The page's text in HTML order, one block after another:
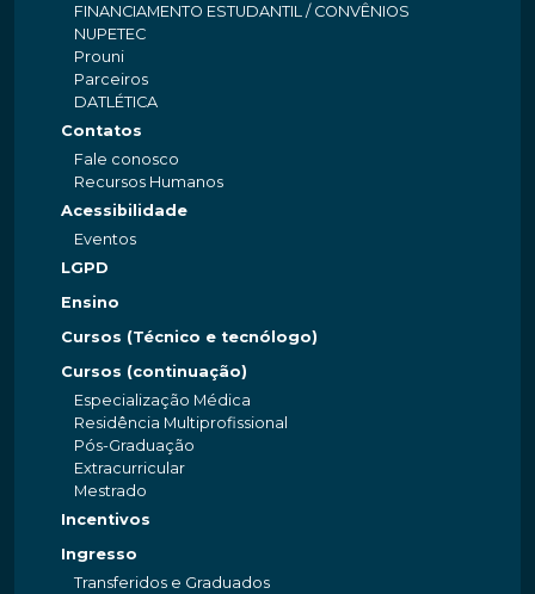
FINANCIAMENTO ESTUDANTIL / CONVÊNIOS
NUPETEC
Prouni
Parceiros
DATLÉTICA
Contatos
Fale conosco
Recursos Humanos
Acessibilidade
Eventos
LGPD
Ensino
Cursos (Técnico e tecnólogo)
Cursos (continuação)
Especialização Médica
Residência Multiprofissional
Pós-Graduação
Extracurricular
Mestrado
Incentivos
Ingresso
Transferidos e Graduados